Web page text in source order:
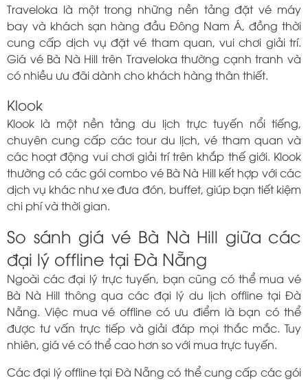
Traveloka là một trong những nền tảng đặt vé máy
bay và khách sạn hàng đầu Đông Nam Á, đồng thời
cung cấp dịch vụ đặt vé tham quan, vui chơi giải trí.
Giá vé Bà Nà Hill trên Traveloka thường cạnh tranh và
có nhiều ưu đãi dành cho khách hàng thân thiết.
Klook
Klook là một nền tảng du lịch trực tuyến nổi tiếng,
chuyên cung cấp các tour du lịch, vé tham quan và
các hoạt động vui chơi giải trí trên khắp thế giới. Klook
thường có các gói combo vé Bà Nà Hill kết hợp với các
dịch vụ khác như xe đưa đón, buffet, giúp bạn tiết kiệm
chi phí và thời gian.
So sánh giá vé Bà Nà Hill giữa các
đại lý offline tại Đà Nẵng
Ngoài các đại lý trực tuyến, bạn cũng có thể mua vé
Bà Nà Hill thông qua các đại lý du lịch offline tại Đà
Nẵng. Việc mua vé offline có ưu điểm là bạn có thể
được tư vấn trực tiếp và giải đáp mọi thắc mắc. Tuy
nhiên, giá vé có thể cao hơn so với mua trực tuyến.
Các đại lý offline tại Đà Nẵng có thể cung cấp các gói